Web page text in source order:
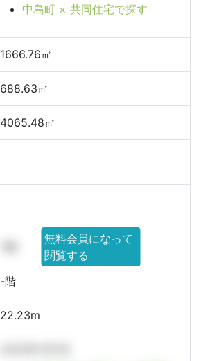
中島町 × 共同住宅で探す
1666.76㎡
688.63㎡
4065.48㎡
無料会員になって
閲覧する
-階
22.23m